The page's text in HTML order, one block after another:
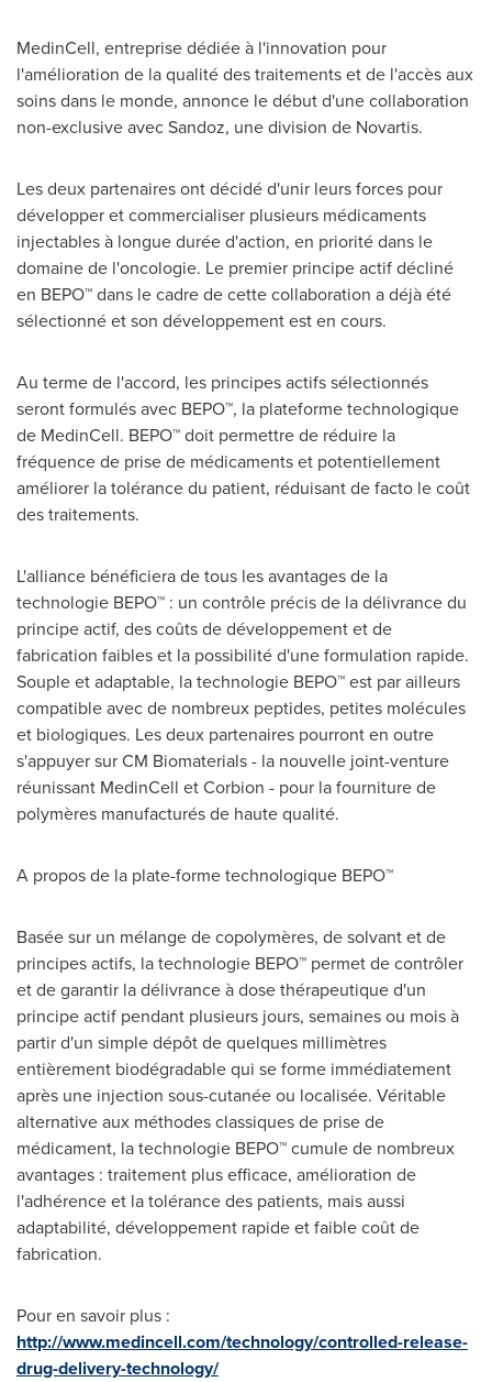
MedinCell, entreprise dédiée à l'innovation pour
l'amélioration de la qualité des traitements et de l'accès aux
soins dans le monde, annonce le début d'une collaboration
non-exclusive avec Sandoz, une division de Novartis.
Les deux partenaires ont décidé d'unir leurs forces pour
développer et commercialiser plusieurs médicaments
injectables à longue durée d'action, en priorité dans le
domaine de l'oncologie. Le premier principe actif décliné
en BEPO™ dans le cadre de cette collaboration a déjà été
sélectionné et son développement est en cours.
Au terme de l'accord, les principes actifs sélectionnés
seront formulés avec BEPO™, la plateforme technologique
de MedinCell. BEPO™ doit permettre de réduire la
fréquence de prise de médicaments et potentiellement
améliorer la tolérance du patient, réduisant de facto le coût
des traitements.
L'alliance bénéficiera de tous les avantages de la
technologie BEPO™ : un contrôle précis de la délivrance du
principe actif, des coûts de développement et de
fabrication faibles et la possibilité d'une formulation rapide.
Souple et adaptable, la technologie BEPO™ est par ailleurs
compatible avec de nombreux peptides, petites molécules
et biologiques. Les deux partenaires pourront en outre
s'appuyer sur CM Biomaterials - la nouvelle joint-venture
réunissant MedinCell et Corbion - pour la fourniture de
polymères manufacturés de haute qualité.
A propos de la plate-forme technologique BEPO™
Basée sur un mélange de copolymères, de solvant et de
principes actifs, la technologie BEPO™ permet de contrôler
et de garantir la délivrance à dose thérapeutique d'un
principe actif pendant plusieurs jours, semaines ou mois à
partir d'un simple dépôt de quelques millimètres
entièrement biodégradable qui se forme immédiatement
après une injection sous-cutanée ou localisée. Véritable
alternative aux méthodes classiques de prise de
médicament, la technologie BEPO™ cumule de nombreux
avantages : traitement plus efficace, amélioration de
l'adhérence et la tolérance des patients, mais aussi
adaptabilité, développement rapide et faible coût de
fabrication.
Pour en savoir plus :
http://www.medincell.com/technology/controlled-release-
drug-delivery-technology/